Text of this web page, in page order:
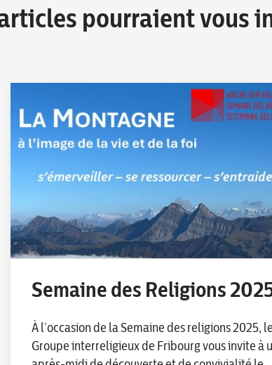
pourraient vous
Semaine des Religions
À l’occasion de la Semaine des religions 2025, le
Groupe interreligieux de Fribourg vous invite à